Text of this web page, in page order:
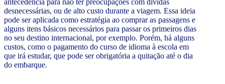
antecedência para não ter preocupações com dívidas
desnecessárias, ou de alto custo durante a viagem. Essa ideia
pode ser aplicada como estratégia ao comprar as passagens e
alguns itens básicos necessários para passar os primeiros dias
no seu destino internacional, por exemplo. Porém, há alguns
custos, como o pagamento do curso de idioma à escola em
que irá estudar, que pode ser obrigatória a quitação até o dia
do embarque.